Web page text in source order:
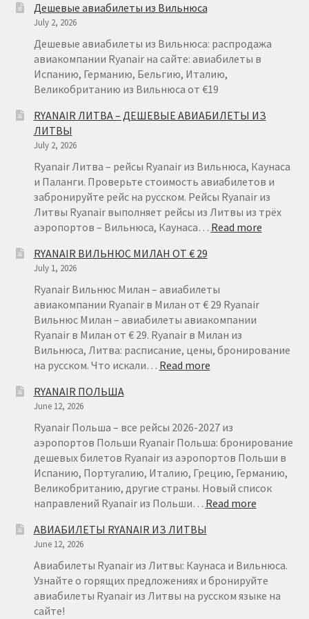
НА
ИЗ
ВАРШАВЫ
ОТ
€
Дешевые авиабилеты из Вильнюса
July 2, 2026
Дешевые авиабилеты из Вильнюса: распродажа
авиакомпании Ryanair на сайте: авиабилеты в
Испанию, Германию, Бельгию, Италию,
Великобританию из Вильнюса от €19
RYANAIR ЛИТВА – ДЕШЕВЫЕ АВИАБИЛЕТЫ ИЗ
ЛИТВЫ
July 2, 2026
Ryanair Литва – рейсы Ryanair из Вильнюса, Каунаса
и Паланги. Проверьте стоимость авиабилетов и
забронируйте рейс на русском. Рейсы Ryanair из
Литвы Ryanair выполняет рейсы из Литвы из трёх
аэропортов – Вильнюса, Каунаса… Read more:
RYANAIR ВИЛЬНЮС МИЛАН ОТ € 29
July 1, 2026
Ryanair Вильнюс Милан – авиабилеты
авиакомпании Ryanair в Милан от € 29 Ryanair
Вильнюс Милан – авиабилеты авиакомпании
Ryanair в Милан от € 29. Ryanair в Милан из
Вильнюса, Литва: расписание, цены, бронирование
на русском. Что искали… Read more:
ОТ
€
29
RYANAIR ПОЛЬША
June 12, 2026
Ryanair Польша – все рейсы 2026-2027 из
аэропортов Польши Ryanair Польша: бронирование
дешевых билетов Ryanair из аэропортов Польши в
Испанию, Португалию, Италию, Грецию, Германию,
Великобританию, другие страны. Новый список
направлений Ryanair из Польши… Read more:
АВИАБИЛЕТЫ RYANAIR ИЗ ЛИТВЫ
June 12, 2026
Авиабилеты Ryanair из Литвы: Каунаса и Вильнюса.
Узнайте о горящих предложениях и бронируйте
авиабилеты Ryanair из Литвы на русском языке на
сайте!